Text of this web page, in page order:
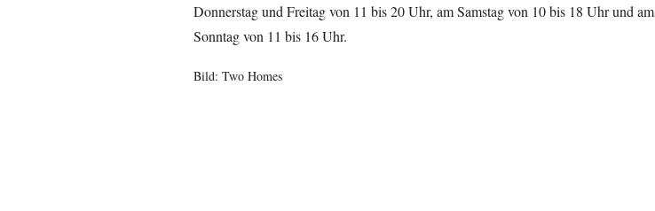
Donnerstag und Freitag von 11 bis 20 Uhr, am Samstag von 10 bis 18 Uhr und am
Sonntag von 11 bis 16 Uhr.
Bild: Two Homes